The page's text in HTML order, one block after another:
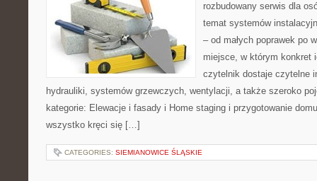
rozbudowany serwis dla
temat systemów
– od małych poprawek po
miejsce, w którym konkret
czytelnik dostaje czytelne
hydrauliki, systemów grzewczych, wentylacji, a także szeroko
kategorie: Elewacje i fasady i Home staging i przygotowanie
wszystko kręci się […]
CATEGORIES: SIEMIANOWICE ŚLĄSKIE